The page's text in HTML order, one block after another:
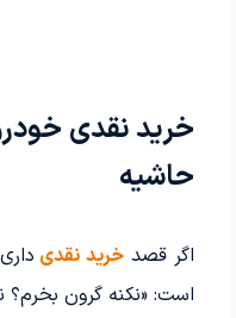
خرید نقدی
حاشیه
اگر قصدخرید نقدی
است: «نکنه گرون بخرم؟